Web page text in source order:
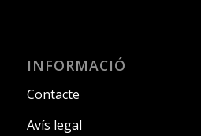
INFORMACIÓ
Contacte
Avís legal